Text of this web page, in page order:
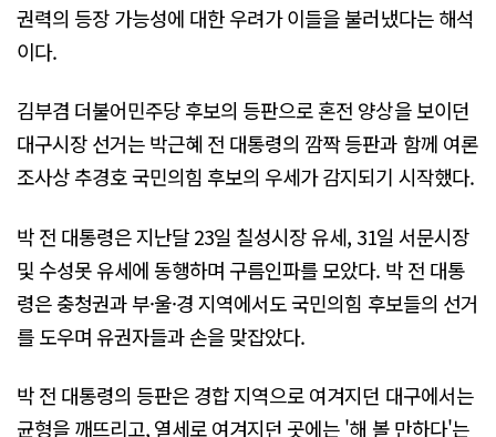
권력의 등장 가능성에 대한 우려가 이들을 불러냈다는 해석
이다.
김부겸 더불어민주당 후보의 등판으로 혼전 양상을 보이던
대구시장 선거는 박근혜 전 대통령의 깜짝 등판과 함께 여론
조사상 추경호 국민의힘 후보의 우세가 감지되기 시작했다.
박 전 대통령은 지난달 23일 칠성시장 유세, 31일 서문시장
및 수성못 유세에 동행하며 구름인파를 모았다. 박 전 대통
령은 충청권과 부·울·경 지역에서도 국민의힘 후보들의 선거
를 도우며 유권자들과 손을 맞잡았다.
박 전 대통령의 등판은 경합 지역으로 여겨지던 대구에서는
균형을 깨뜨리고, 열세로 여겨지던 곳에는 '해 볼 만하다'는